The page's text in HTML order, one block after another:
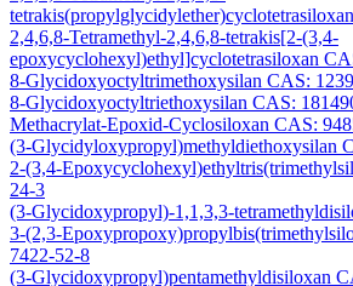
2,4,6,8-Tetramethyl-2,4,6,8-tetrakis[2-(3,4-
epoxycyclohexyl)ethyl]cyclotetrasiloxan
8-Glycidoxyoctyltrimethoxysilan CAS:
8-Glycidoxyoctyltriethoxysilan CAS:
Methacrylat-Epoxid-Cyclosiloxan CAS:
(3-Glycidyloxypropyl)methyldiethoxysilan
2-(3,4-
24-3
(3-Glycidoxypropyl)-1,1,3,3-
3-(2,3-
7422-52-8
(3-Glycidoxypropyl)pentamethyldisiloxan